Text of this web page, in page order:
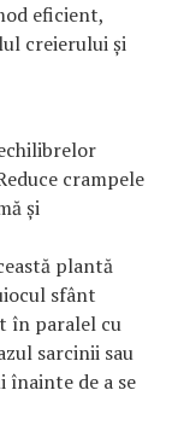
eficient,
creierului și
crampele
și
plantă
sfânt
în paralel cu
sarcinii sau
de a se